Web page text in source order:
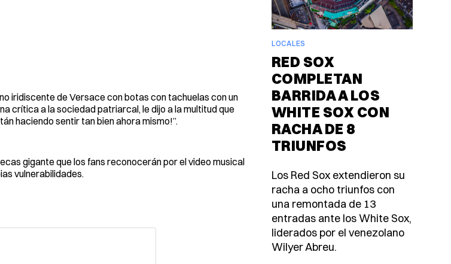
iridiscente de Versace con botas con tachuelas con un
crítica a la sociedad patriarcal, le dijo a la multitud que
haciendo sentir tan bien ahora mismo!”.
gigante que los fans reconocerán por el video musical
vulnerabilidades.
LOCALES
RED SOX
COMPLETAN
BARRIDA A LOS
WHITE SOX CON
RACHA DE 8
TRIUNFOS
Los Red Sox extendieron su
racha a ocho triunfos con
una remontada de 13
entradas ante los White Sox,
liderados por el venezolano
Wilyer Abreu.